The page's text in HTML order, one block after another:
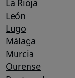
La Rioja
León
Lugo
Málaga
Murcia
Ourense